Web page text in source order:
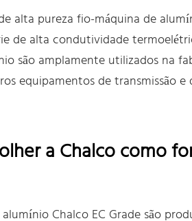
alta pureza fio-máquina de
de alta condutividade
são amplamente utilizados na
equipamentos de transmissão
a Chalco como
Chalco EC Grade são